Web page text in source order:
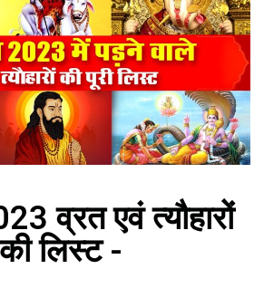
व्रत एवं त्यौहारों
की लिस्ट -